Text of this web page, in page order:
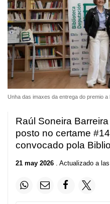
Unha das imaxes da entrega do premio a
Raúl Soneira
posto no certame
convocado pola
21 may 2026 . Actualizado a